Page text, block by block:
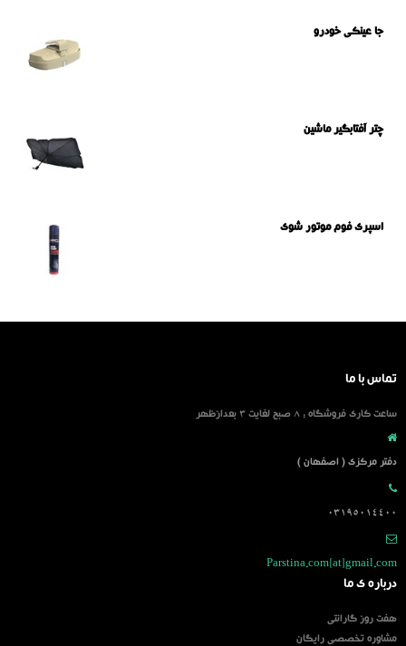
جا عینکی خودرو
چتر آفتابگیر ماشین
اسپری فوم موتور شوی
تماس با ما
ساعت کاری فروشگاه : 8 صبح لغایت 3 بعدازظهر
دفتر مرکزی ( اصفهان )
03195014400
Parstina.com[at]gmail.com
درباره ی ما
هفت روز گارانتی
مشاوره تخصصی رایگان